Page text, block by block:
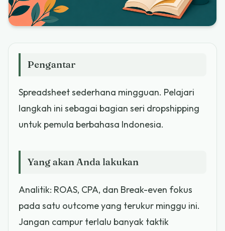
Pengantar
Spreadsheet sederhana mingguan. Pelajari
langkah ini sebagai bagian seri dropshipping
untuk pemula berbahasa Indonesia.
Yang akan Anda lakukan
Analitik: ROAS, CPA, dan Break-even fokus
pada satu outcome yang terukur minggu ini.
Jangan campur terlalu banyak taktik